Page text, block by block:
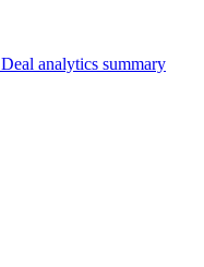
Deal analytics summary